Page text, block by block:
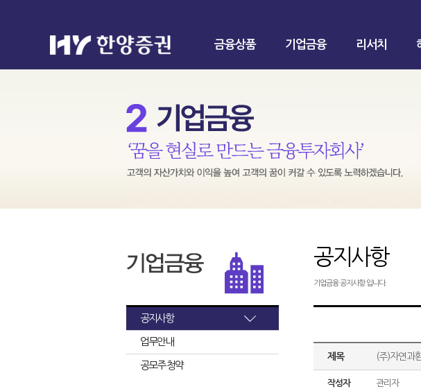
금융상품 기업금융 리서치
공지사항
업무안내
공모주 청약
공지사항
기업금융 공지사항 입니다.
제목 (주)자연과
작성자 관리자